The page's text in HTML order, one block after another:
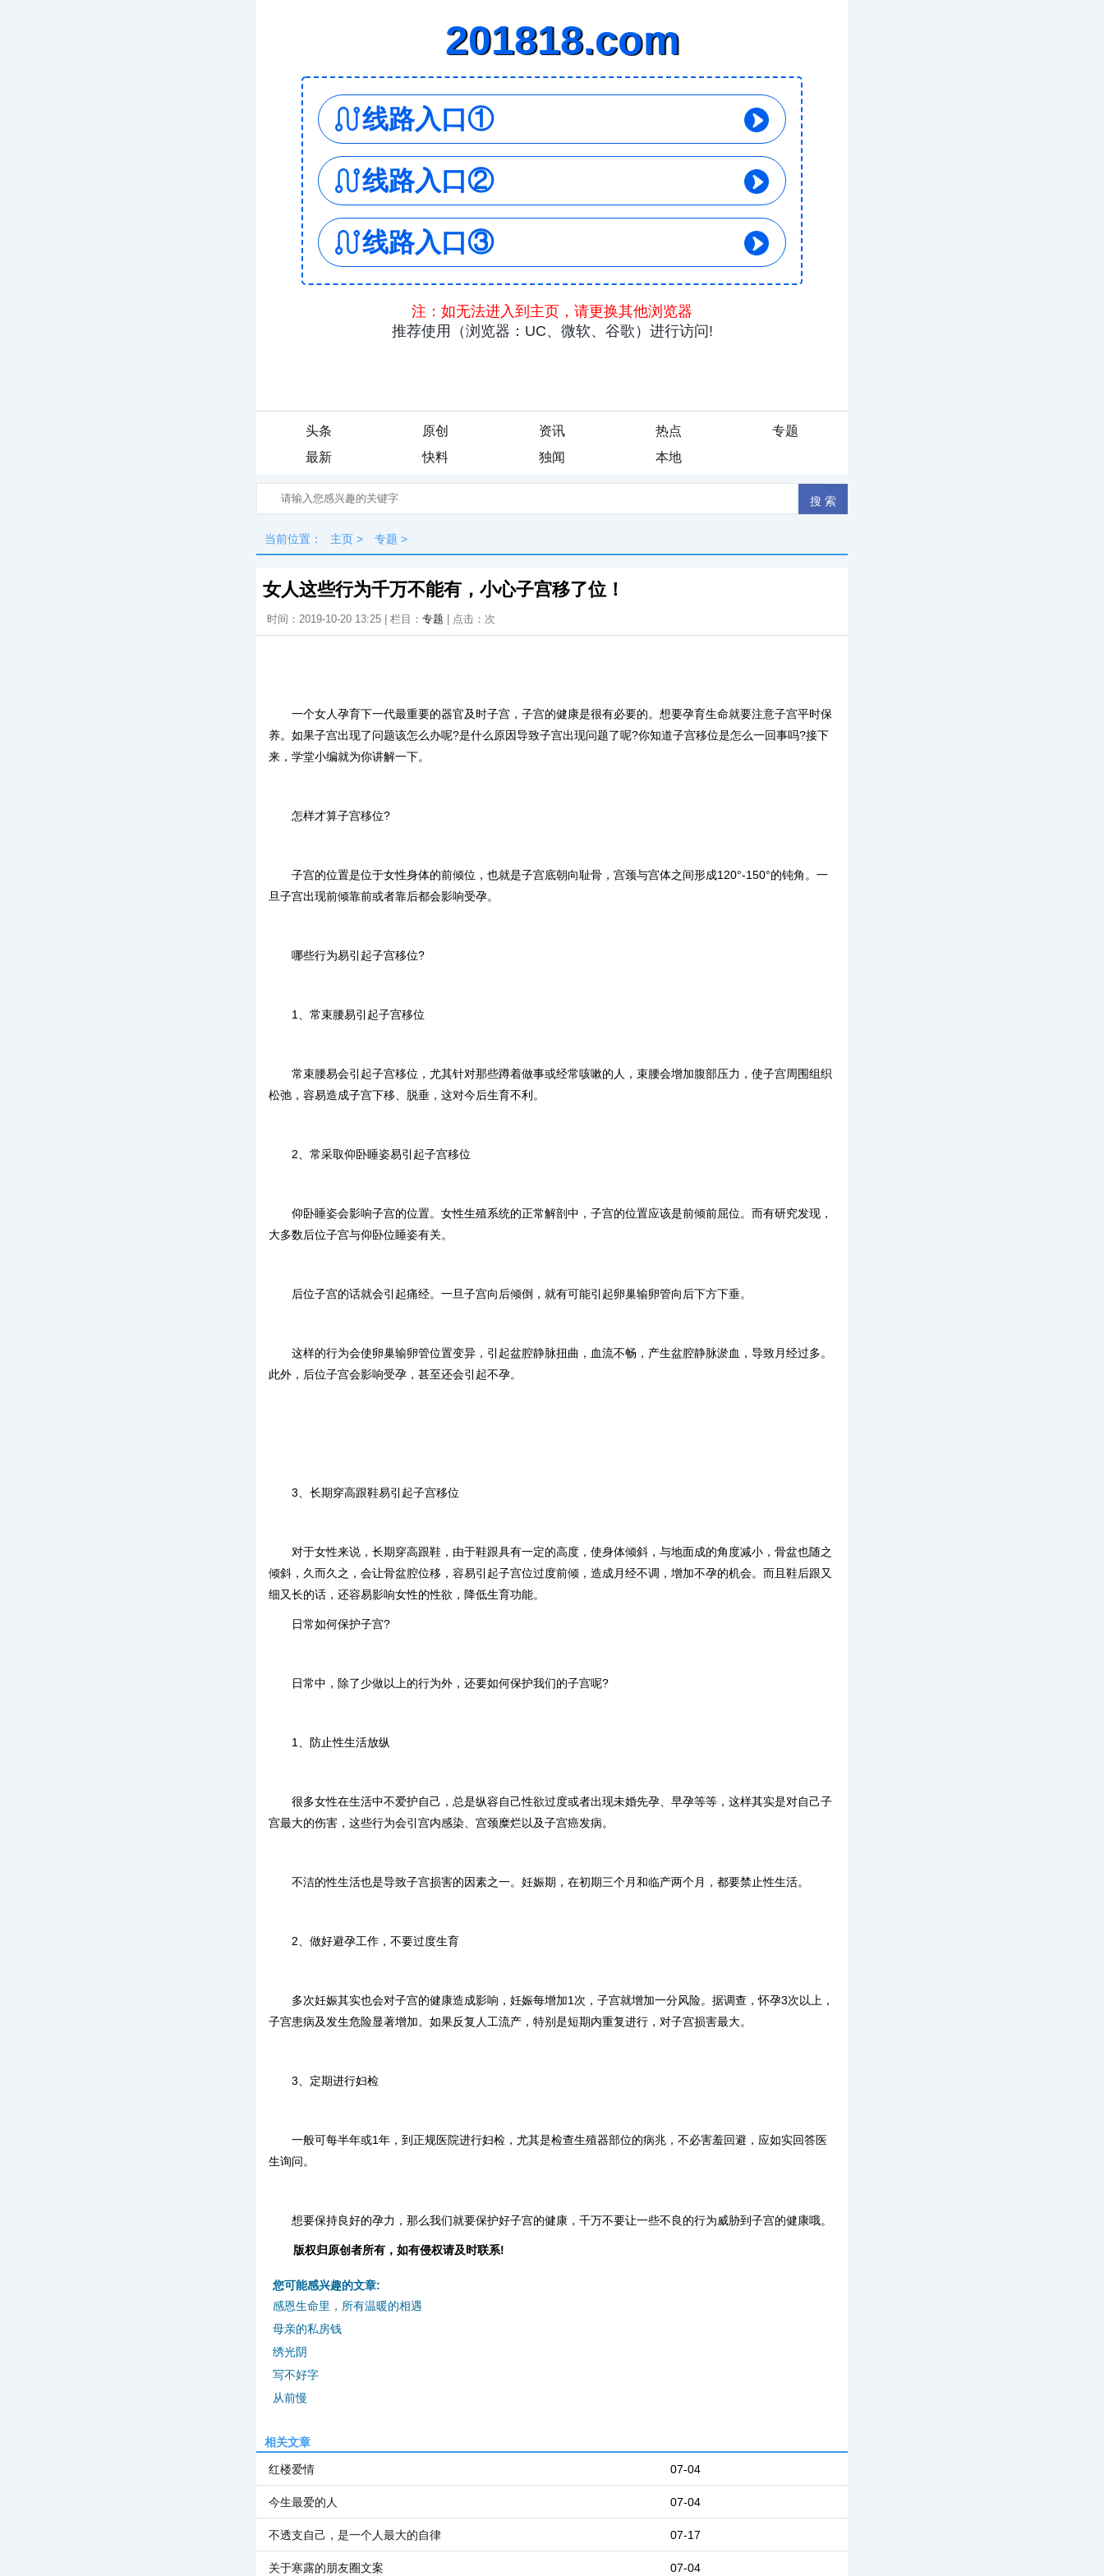
头条 原创 资讯 热点
专题
最新
快料 独闻 本地
当前位置： 主页 > 专题 >
女人这些行为千万不能有，小心子宫移了位！
时间：2019-10-20 13:25 | 栏目： 专题 | 点击： 次
一个女人孕育下一代最重要的器官及时子宫，子宫的健康是很有必要的。想要孕育生命就要注意子宫平时保
养。如果子宫出现了问题该怎么办呢?是什么原因导致子宫出现问题了呢?你知道子宫移位是怎么一回事吗?接下
来，学堂小编就为你讲解一下。
怎样才算子宫移位?
子宫的位置是位于女性身体的前倾位，也就是子宫底朝向耻骨，宫颈与宫体之间形成120°-150°的钝角。一
旦子宫出现前倾靠前或者靠后都会影响受孕。
哪些行为易引起子宫移位?
1、常束腰易引起子宫移位
常束腰易会引起子宫移位，尤其针对那些蹲着做事或经常咳嗽的人，束腰会增加腹部压力，使子宫周围组织
松弛，容易造成子宫下移、脱垂，这对今后生育不利。
2、常采取仰卧睡姿易引起子宫移位
仰卧睡姿会影响子宫的位置。女性生殖系统的正常解剖中，子宫的位置应该是前倾前屈位。而有研究发现，
大多数后位子宫与仰卧位睡姿有关。
后位子宫的话就会引起痛经。一旦子宫向后倾倒，就有可能引起卵巢输卵管向后下方下垂。
这样的行为会使卵巢输卵管位置变异，引起盆腔静脉扭曲，血流不畅，产生盆腔静脉淤血，导致月经过多。
此外，后位子宫会影响受孕，甚至还会引起不孕。
3、长期穿高跟鞋易引起子宫移位
对于女性来说，长期穿高跟鞋，由于鞋跟具有一定的高度，使身体倾斜，与地面成的角度减小，骨盆也随之
倾斜，久而久之，会让骨盆腔位移，容易引起子宫位过度前倾，造成月经不调，增加不孕的机会。而且鞋后跟又
细又长的话，还容易影响女性的性欲，降低生育功能。
日常如何保护子宫?
日常中，除了少做以上的行为外，还要如何保护我们的子宫呢?
1、防止性生活放纵
很多女性在生活中不爱护自己，总是纵容自己性欲过度或者出现未婚先孕、早孕等等，这样其实是对自己子
宫最大的伤害，这些行为会引宫内感染、宫颈糜烂以及子宫癌发病。
不洁的性生活也是导致子宫损害的因素之一。妊娠期，在初期三个月和临产两个月，都要禁止性生活。
2、做好避孕工作，不要过度生育
多次妊娠其实也会对子宫的健康造成影响，妊娠每增加1次，子宫就增加一分风险。据调查，怀孕3次以上，
子宫患病及发生危险显著增加。如果反复人工流产，特别是短期内重复进行，对子宫损害最大。
3、定期进行妇检
一般可每半年或1年，到正规医院进行妇检，尤其是检查生殖器部位的病兆，不必害羞回避，应如实回答医
生询问。
想要保持良好的孕力，那么我们就要保护好子宫的健康，千万不要让一些不良的行为威胁到子宫的健康哦。
版权归原创者所有，如有侵权请及时联系!
您可能感兴趣的文章:
感恩生命里，所有温暖的相遇
母亲的私房钱
绣光阴
写不好字
从前慢
相关文章
07-04
红楼爱情
07-04
今生最爱的人
07-17
不透支自己，是一个人最大的自律
07-04
关于寒露的朋友圈文案